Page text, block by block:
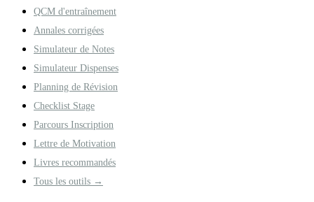
QCM d'entraînement
Annales corrigées
Simulateur de Notes
Simulateur Dispenses
Planning de Révision
Checklist Stage
Parcours Inscription
Lettre de Motivation
Livres recommandés
Tous les outils →